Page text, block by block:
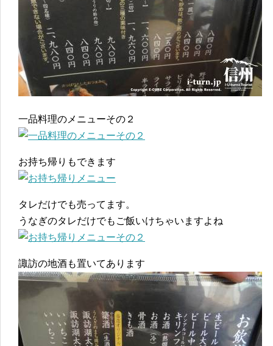
一品料理のメニューその２
お持ち帰りもできます
タレだけでも売ってます。
うなぎのタレだけでもご飯いけちゃいますよね
諏訪の地酒も置いてあります